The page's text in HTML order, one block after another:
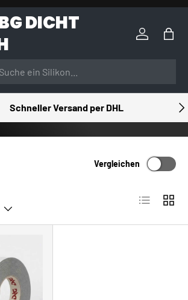
DICHT
Einloggen
Schneller Versand per DHL
Vergleichen